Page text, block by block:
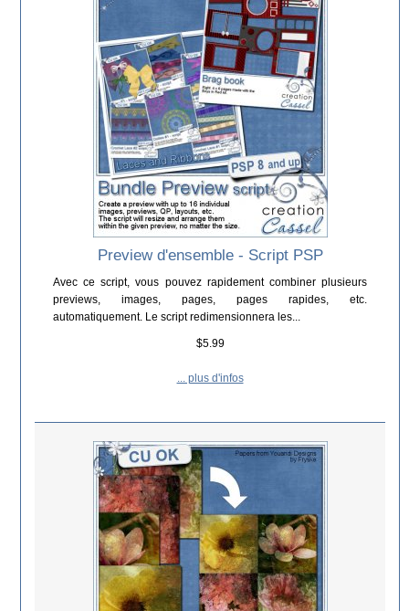
Preview d'ensemble - Script PSP
Avec ce script, vous pouvez rapidement combiner plusieurs
previews, images, pages, pages rapides, etc.
automatiquement. Le script redimensionnera les...
$5.99
... plus d'infos